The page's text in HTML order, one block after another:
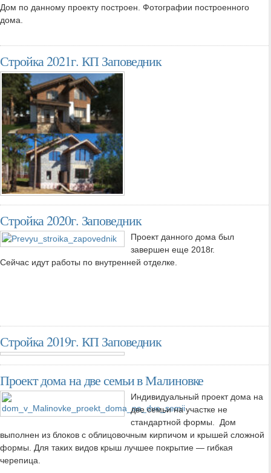
Дом по данному проекту построен. Фотографии построенного
дома.
Стройка 2021г. КП Заповедник
Стройка 2020г. Заповедник
Проект данного дома был
завершен еще 2018г.
Сейчас идут работы по внутренней отделке.
Стройка 2019г. КП Заповедник
Проект дома на две семьи в Малиновке
Индивидуальный проект дома на
две семьи на участке не
стандартной формы. Дом
выполнен из блоков с облицовочным кирпичом и крышей сложной
формы. Для таких видов крыш лучшее покрытие — гибкая
черепица.